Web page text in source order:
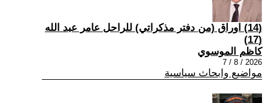
(14) اوراق (من دفتر مذكراتي) للراحل عامر عبد الله
(17)
كاظم الموسوي
2026 / 8 / 7
مواضيع وابحاث سياسية